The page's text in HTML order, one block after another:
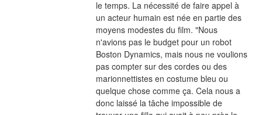
le temps. La nécessité de faire appel à
un acteur humain est née en partie des
moyens modestes du film. "Nous
n'avions pas le budget pour un robot
Boston Dynamics, mais nous ne voulions
pas compter sur des cordes ou des
marionnettistes en costume bleu ou
quelque chose comme ça. Cela nous a
donc laissé la tâche impossible de